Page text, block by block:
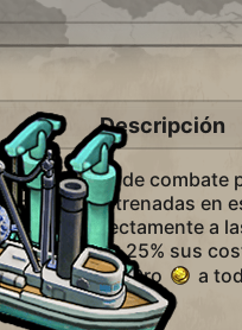
Descripción
experiencia de combate
navales entrenadas en
directamente a
y reduce un 25% sus
+2 de Oro
a
esta ciudad.